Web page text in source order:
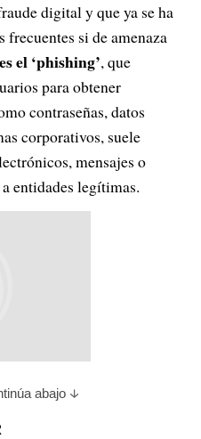
digital y que ya se ha
frecuentes si de amenaza
es el ‘phishing’, que
para obtener
contraseñas, datos
corporativos, suele
mensajes o
entidades legítimas.
abajo